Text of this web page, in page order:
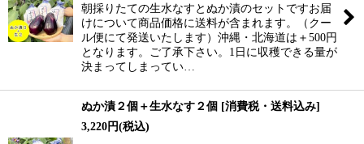
朝採りたての生水なすとぬか漬のセットですお届
けについて商品価格に送料が含まれます。（クー
ル便にて発送いたします）沖縄・北海道は＋500円
となります。ご了承下さい。1日に収穫できる量が
決まってしまってい…
ぬか漬２個＋生水なす２個 [消費税・送料込み]
3,220円(税込)